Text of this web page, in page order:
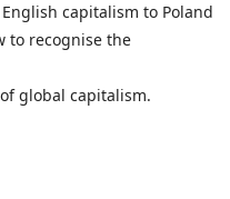
capitalism to Poland
to recognise the
global capitalism.